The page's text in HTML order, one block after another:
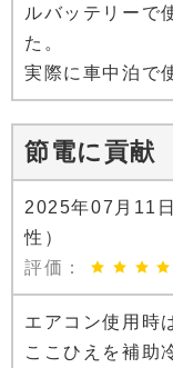
ルバッテリーで
た。
実際に車中泊で
節電に貢献
2025年07月11
性）
評価：
エアコン使用時
ここひえを補助